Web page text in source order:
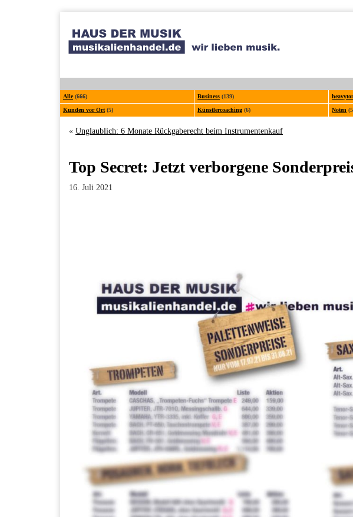
Alle(666) Business (139)
Kunden vor Ort (5) Künstlercoaching (6) Noten
« Unglaublich: 6 Monate Rückgaberecht beim Instrumentenkauf
Top Secret: Jetzt verborgene
16. Juli 2021